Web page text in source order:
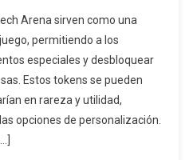
De
Evento
De
Mech
Arena:
Comparando
Arena sirven como una
permitiendo a los
especiales y desbloquear
Estos tokens se pueden
en rareza y utilidad,
opciones de personalización.